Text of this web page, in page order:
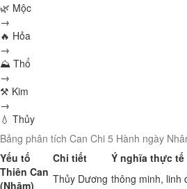
🌿 Mộc
→
🔥 Hỏa
→
⛰ Thổ
→
⚒ Kim
→
💧 Thủy
Bảng phân tích Can Chi 5 Hành ngày
Yếu tố
Chi tiết
Ý nghĩa thực tế
Thiên Can
(Nhâm)
Thủy Dương thông minh, linh